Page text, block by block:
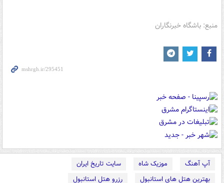
منبع: باشگاه خبرنگاران
آپ آهنگ موزیک شاه
سایت تاریخ ایران
بهترین هتل های استانبول
رزرو هتل استانبول